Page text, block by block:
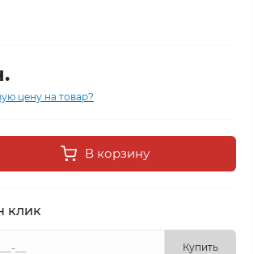
цену на товар?
В корзину
клик
Купить